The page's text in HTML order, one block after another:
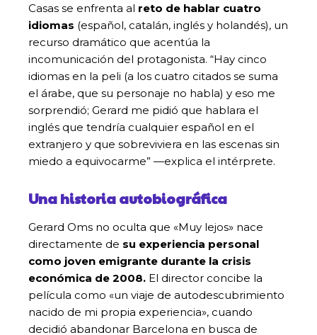
Casas se enfrenta al reto de hablar cuatro
idiomas (español, catalán, inglés y holandés), un
recurso dramático que acentúa la
incomunicación del protagonista. “Hay cinco
idiomas en la peli (a los cuatro citados se suma
el árabe, que su personaje no habla) y eso me
sorprendió; Gerard me pidió que hablara el
inglés que tendría cualquier español en el
extranjero y que sobreviviera en las escenas sin
miedo a equivocarme” —explica el intérprete.
Una historia autobiográfica
Gerard Oms no oculta que «Muy lejos» nace
directamente de su experiencia personal
como joven emigrante durante la crisis
económica de 2008. El director concibe la
película como «un viaje de autodescubrimiento
nacido de mi propia experiencia», cuando
decidió abandonar Barcelona en busca de